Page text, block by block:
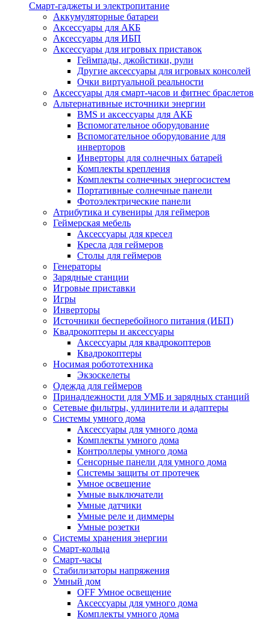
Смарт-гаджеты и электропитание
Аккумуляторные батареи
Аксессуары для АКБ
Аксессуары для ИБП
Аксессуары для игровых приставок
Геймпады, джойстики, рули
Другие аксессуары для игровых консолей
Очки виртуальной реальности
Аксессуары для смарт-часов и фитнес браслетов
Альтернативные источники энергии
BMS и аксессуары для АКБ
Вспомогательное оборудование
Вспомогательное оборудование для
инверторов
Инверторы для солнечных батарей
Комплекты крепления
Комплекты солнечных энергосистем
Портативные солнечные панели
Фотоэлектрические панели
Атрибутика и сувениры для геймеров
Геймерская мебель
Аксессуары для кресел
Кресла для геймеров
Столы для геймеров
Генераторы
Зарядные станции
Игровые приставки
Игры
Инверторы
Источники бесперебойного питания (ИБП)
Квадрокоптеры и аксессуары
Аксессуары для квадрокоптеров
Квадрокоптеры
Носимая робототехника
Экзоскелеты
Одежда для геймеров
Принадлежности для УМБ и зарядных станций
Сетевые фильтры, удлинители и адаптеры
Системы умного дома
Аксессуары для умного дома
Комплекты умного дома
Контроллеры умного дома
Сенсорные панели для умного дома
Системы защиты от протечек
Умное освещение
Умные выключатели
Умные датчики
Умные реле и диммеры
Умные розетки
Системы хранения энергии
Смарт-кольца
Смарт-часы
Стабилизаторы напряжения
Умный дом
OFF Умное освещение
Аксессуары для умного дома
Комплекты умного дома